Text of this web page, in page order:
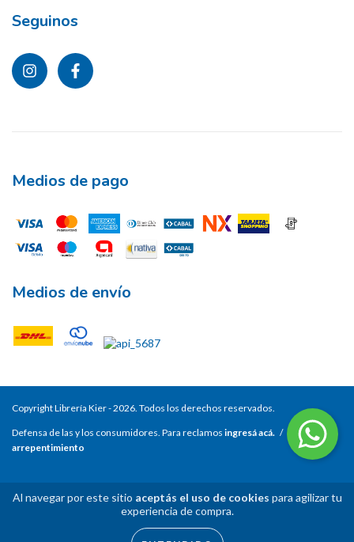
Al navegar por este sitio aceptás el uso de cookies para agilizar tu
experiencia de compra.
Seguinos
Medios de pago
Medios de envío
Copyright Librería Kier - 2026. Todos los derechos reservados.
Defensa de las y los consumidores. Para reclamos ingresá acá. /
Botón de
arrepentimiento